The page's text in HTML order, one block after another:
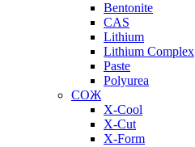
Bentonite
CAS
Lithium
Lithium Complex
Paste
Polyurea
СОЖ
X-Cool
X-Cut
X-Form